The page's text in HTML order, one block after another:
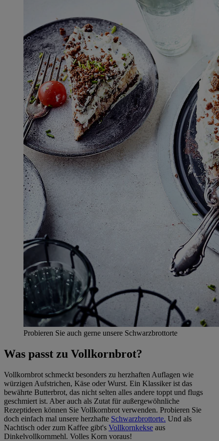
Probieren Sie auch gerne unsere Schwarzbrottorte
Was passt zu Vollkornbrot?
Vollkornbrot schmeckt besonders zu herzhaften Auflagen wie
würzigen Aufstrichen, Käse oder Wurst. Ein Klassiker ist das
bewährte Butterbrot, das nicht selten alles andere toppt und flugs
geschmiert ist. Aber auch als Zutat für außergewöhnliche
Rezeptideen können Sie Vollkornbrot verwenden. Probieren Sie
doch einfach mal unsere herzhafte Schwarzbrottorte. Und als
Nachtisch oder zum Kaffee gibt's Vollkornkekse aus
Dinkelvollkornmehl. Volles Korn voraus!